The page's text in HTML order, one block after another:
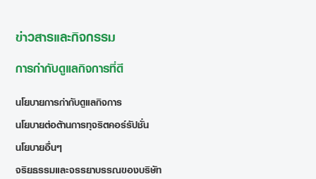
ข่าวสารและกิจกรรม
การกำกับดูแลกิจการที่ดี
นโยบายการกำกับดูแลกิจการ
นโยบายต่อต้านการทุจริตคอร์รัปชั่น
นโยบายอื่นๆ
จริยธรรมและจรรยาบรรณของบริษัท